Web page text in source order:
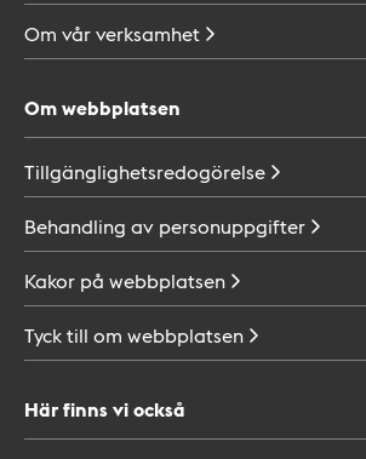
Om vårverksamhet
Om webbplatsen
Tillgänglighetsredogörelse
Behandling av personuppgifter
Kakor på webbplatsen
Tyck till om webbplatsen
Här finns vi också